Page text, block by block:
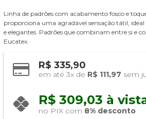
Linha de padrões com acabamento fosco e
proporciona uma agradável sensação tátil,
e elegantes. Padrões que combinam entre si e
Eucatex.
R$ 335,90
em até 3x de R$ 111,97 sem
R$ 309,03 à
no PIX com 8% desconto